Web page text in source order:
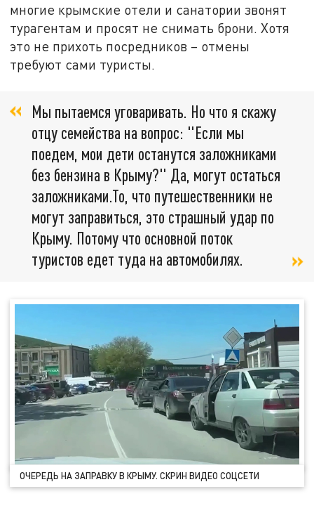
многие крымские отели и санатории звонят
турагентам и просят не снимать брони. Хотя
это не прихоть посредников – отмены
требуют сами туристы.
Мы пытаемся уговаривать. Но что я скажу
отцу семейства на вопрос: "Если мы
поедем, мои дети останутся заложниками
без бензина в Крыму?" Да, могут остаться
заложниками.То, что путешественники не
могут заправиться, это страшный удар по
Крыму. Потому что основной поток
туристов едет туда на автомобилях.
ОЧЕРЕДЬ НА ЗАПРАВКУ В КРЫМУ. СКРИН ВИДЕО СОЦСЕТИ